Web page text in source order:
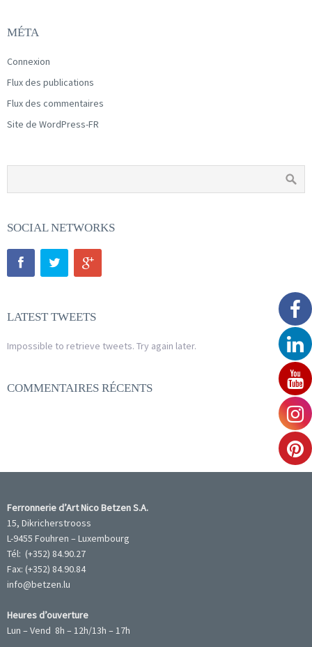
MÉTA
Connexion
Flux des publications
Flux des commentaires
Site de WordPress-FR
SOCIAL NETWORKS
LATEST TWEETS
Impossible to retrieve tweets. Try again later.
COMMENTAIRES RÉCENTS
Ferronnerie d’Art Nico Betzen S.A.
15, Dikricherstrooss
L-9455 Fouhren – Luxembourg
Tél: (+352) 84.90.27
Fax: (+352) 84.90.84
info@betzen.lu
Heures d’ouverture
Lun – Vend 8h – 12h/13h – 17h